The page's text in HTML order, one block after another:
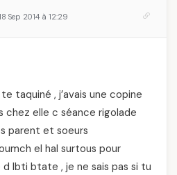
Sep 2014 à 12:29
taquiné , j’avais une copine
chez elle c séance rigolade
parent et soeurs
el hal surtous pour
d lbti btate , je ne sais pas si tu